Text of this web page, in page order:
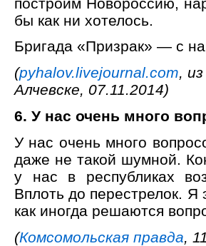
бы как ни хотелось.
Бригада «Призрак» — с
(pyhalov.livejournal.com,
Алчевске, 07.11.2014)
6. У нас очень много
У нас очень много
даже не такой шумной.
у нас в республиках
Вплоть до перестрелок.
как иногда решаются
(Комсомольская правда ,